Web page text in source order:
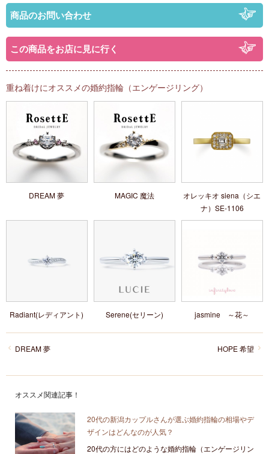
商品のお問い合わせ
この商品をお店に見に行く
重ね着けにオススメの婚約指輪（エンゲージリング）
DREAM 夢 MAGIC 魔法
オレッキオ siena（シエ
ナ）SE‐1106
Radiant(レディアント) Serene(セリーン) jasmine ～花～
HOPE 希望
DREAM 夢
オススメ関連記事！
20代の新潟カップルさんが選ぶ婚約指輪の相場やデ
ザインはどんなのが人気？
20代の方にはどのような婚約指輪（エンゲージリン